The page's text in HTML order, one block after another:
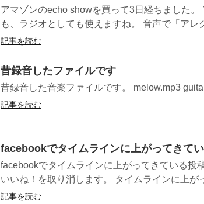
アマゾンのecho showを買って3日経ちました
も、ラジオとしても使えますね。 音声で「アレ
記事を読む
昔録音したファイルです
昔録音した音楽ファイルです。 melow.mp3
記事を読む
facebookでタイムラインに上がってきて
facebookでタイムラインに上がってきている投
いいね！を取り消します。 タイムラインに上が
記事を読む